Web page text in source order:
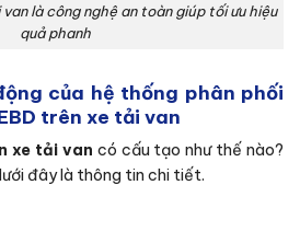
là công nghệ an toàn giúp tối ưu hiệu
quả phanh
của hệ thống phân phối
trên xe tải van
xe tải van có cấu tạo như thế nào?
đây là thông tin chi tiết.